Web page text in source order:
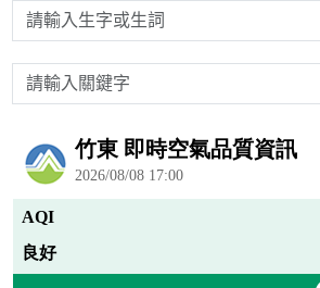
請輸入生字或生詞
請輸入關鍵字